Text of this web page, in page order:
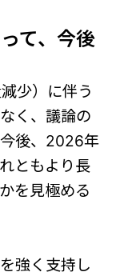
て、今後
少）に伴う
く、議論の
後、2026年
ともより長
を見極める
強く支持し